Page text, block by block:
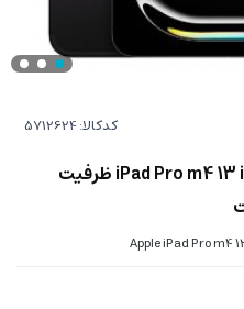
کدکالا:
آیپد پرو اپل مدل iPad Pro m4 13 inch 2024 wifi ظرفیت
Apple iPad Pro m4